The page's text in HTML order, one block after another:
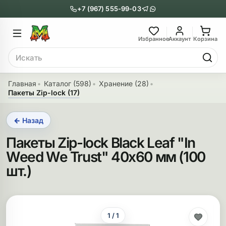
+7 (967) 555-99-03
ИзбранноеАккаунт Корзина
Поиск
Главное меню
Бонги
бонги
с перколятором
бонги
Главное
Трубки
Металлические
Стеклянные
Деревянные
Главная Каталог (598)
Хранение (28)
Пакеты Zip-lock (17)
← Назад
Пакеты Zip-lock Black Leaf "In
Weed We Trust" 40х60 мм (100
шт.)
1 / 1